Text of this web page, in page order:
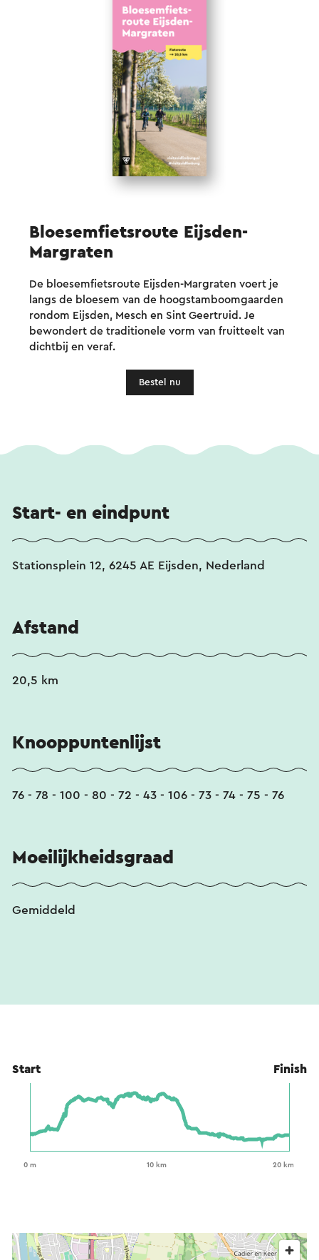
Bloesemfietsroute Eijsden-
Margraten
De bloesemfietsroute Eijsden-Margraten voert je
langs de bloesem van de hoogstamboomgaarden
rondom Eijsden, Mesch en Sint Geertruid. Je
bewondert de traditionele vorm van fruitteelt van
dichtbij en veraf.
Bestel nu
Start- en eindpunt
Stationsplein 12, 6245 AE Eijsden, Nederland
Afstand
20,5 km
Knooppuntenlijst
76 - 78 - 100 - 80 - 72 - 43 - 106 - 73 - 74 - 75 - 76
Moeilijkheidsgraad
Gemiddeld
Start Finish